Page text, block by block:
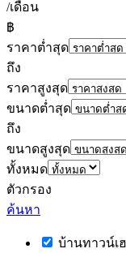
/เดือน
฿
ราคาต่ำสุด
ถึง
ราคาสูงสุด
ขนาดต่ำสุด
ถึง
ขนาดสูงสุด
ทั้งหมด
ตัวกรอง
ค้นหา
บ้านทาวน์เ